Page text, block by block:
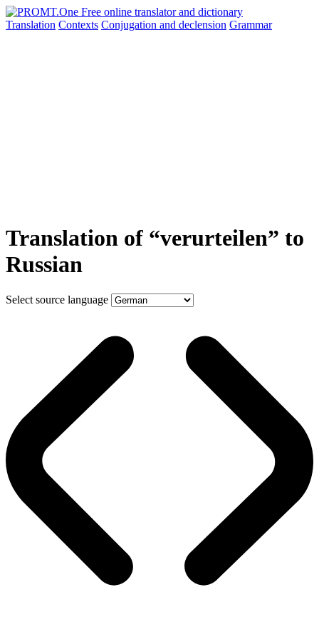
Translation Contexts Conjugation and declension Grammar
Translation of “verurteilen” to
Russian
Select source language